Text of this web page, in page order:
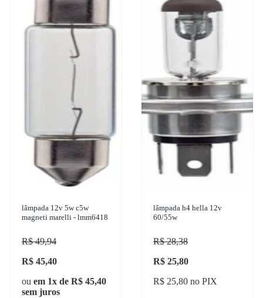
lâmpada 12v 5w c5w
magneti marelli - lmm6418
R$ 49,94
R$ 45,40
ou em 1x de R$ 45,40
sem juros
lâmpada h4 hella 12v
60/55w
R$ 28,38
R$ 25,80
R$ 25,80 no PIX